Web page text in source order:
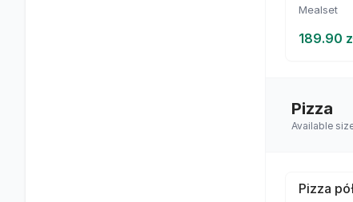
Mealset
189.90
Pizza
Available
Pizza